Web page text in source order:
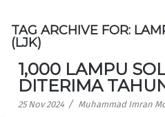
TAG ARCHIVE FOR:
(LJK)
1,000 LAMPU
DITERIMA
25 Nov 2024 / Muhammad Imran